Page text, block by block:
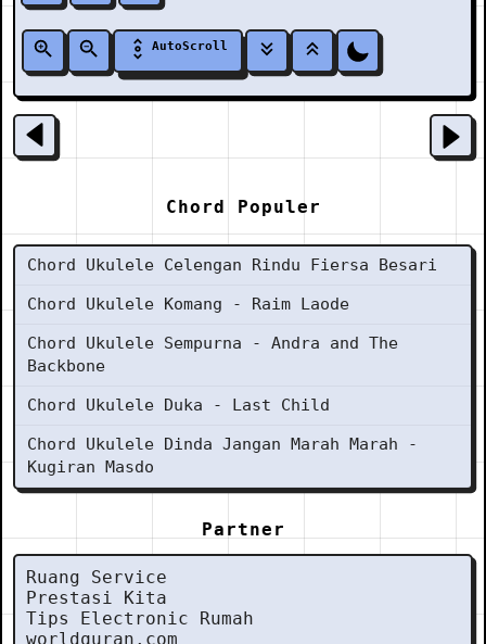
AutoScroll
Chord Populer
Chord Ukulele Celengan Rindu Fiersa Besari
Chord Ukulele Komang - Raim Laode
Chord Ukulele Sempurna - Andra and The
Backbone
Chord Ukulele Duka - Last Child
Chord Ukulele Dinda Jangan Marah Marah -
Kugiran Masdo
Partner
Ruang Service
Prestasi Kita
Tips Electronic Rumah
worldquran.com